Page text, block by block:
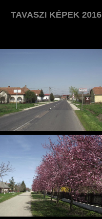
TAVASZI KÉPEK 2016